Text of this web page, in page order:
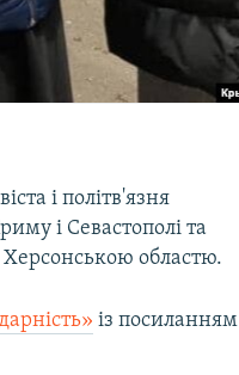
і політв'язня
і Севастополі та
Херсонською областю.
із посиланням